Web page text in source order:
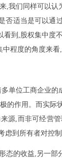
,我们同样可以
适当是可以
到,股权集中
程度的角度来
单位工商企业
作用。而实
源,而非可经营
到所有者对控
的收益,另一